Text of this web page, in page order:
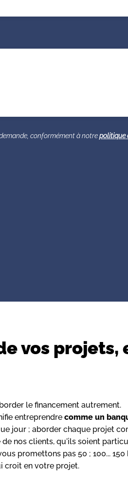
conformément à notrepolitique
vos projets,
le financement autrement.
entreprendre comme un
jour ; aborder chaque projet
nos clients, qu'ils soient
promettons pas 50 ; 100... 150
croit en votre projet.